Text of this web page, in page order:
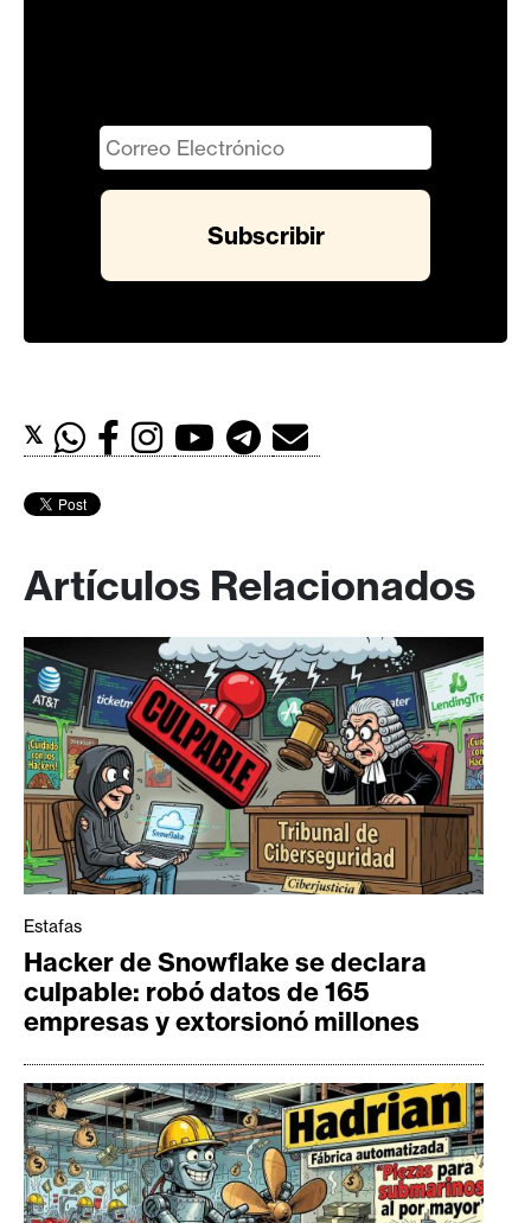
𝕏
Artículos Relacionados
Estafas
Hacker de Snowflake se declara
culpable: robó datos de 165
empresas y extorsionó millones